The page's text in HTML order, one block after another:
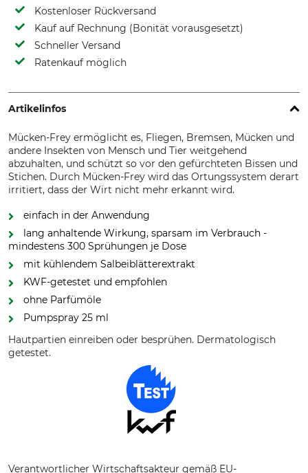
Kostenloser Rückversand
Kauf auf Rechnung (Bonität vorausgesetzt)
Schneller Versand
Ratenkauf möglich
Artikelinfos
Mücken-Frey ermöglicht es, Fliegen, Bremsen, Mücken und
andere Insekten von Mensch und Tier weitgehend
abzuhalten, und schützt so vor den gefürchteten Bissen und
Stichen. Durch Mücken-Frey wird das Ortungssystem derart
irritiert, dass der Wirt nicht mehr erkannt wird.
einfach in der Anwendung
lang anhaltende Wirkung, sparsam im Verbrauch -
mindestens 300 Sprühungen je Dose
mit kühlendem Salbeiblätterextrakt
KWF-getestet und empfohlen
ohne Parfümöle
Pumpspray 25 ml
Hautpartien einreiben oder besprühen. Dermatologisch
getestet.
Verantwortlicher Wirtschaftsakteur gemäß EU-